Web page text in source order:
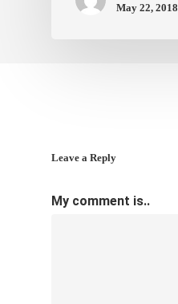
May 22, 2018
Leave a Reply
My comment is..